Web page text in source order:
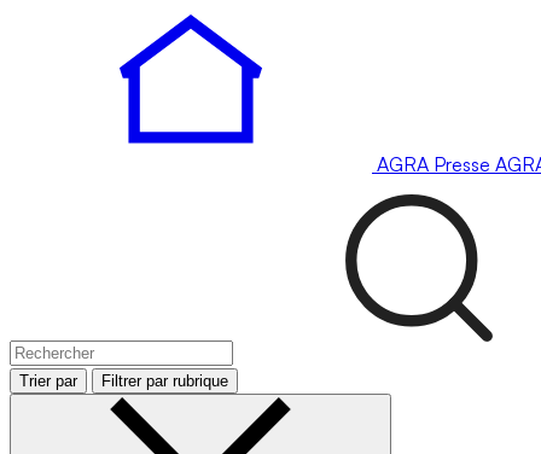
AGRA Presse
Trier par Filtrer par rubrique